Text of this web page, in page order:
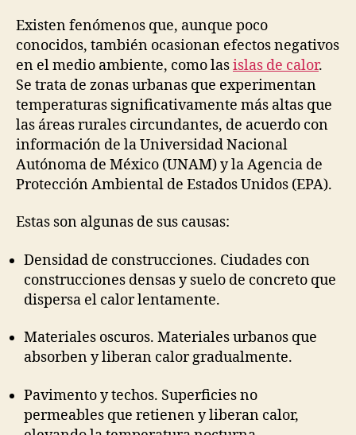
publicación
publicación
Existen fenómenos que, aunque poco
conocidos, también ocasionan efectos negativos
en el medio ambiente, como lasislas de calor.
Se trata de zonas urbanas que experimentan
temperaturas significativamente más altas que
las áreas rurales circundantes, de acuerdo con
información de la Universidad Nacional
Autónoma de México (UNAM) y la Agencia de
Protección Ambiental de Estados Unidos (EPA).
Estas son algunas de sus causas:
Densidad de construcciones. Ciudades con
construcciones densas y suelo de concreto que
dispersa el calor lentamente.
Materiales oscuros. Materiales urbanos que
absorben y liberan calor gradualmente.
Pavimento y techos. Superficies no
permeables que retienen y liberan calor,